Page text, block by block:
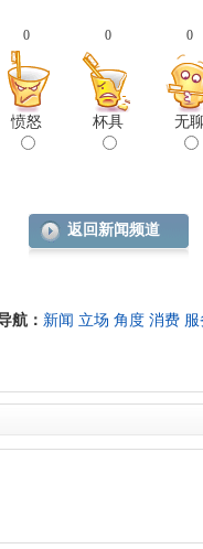
0
愤怒
0
杯具
0
无聊
返回新闻频道
航： 新闻 立场 角度 消费 服